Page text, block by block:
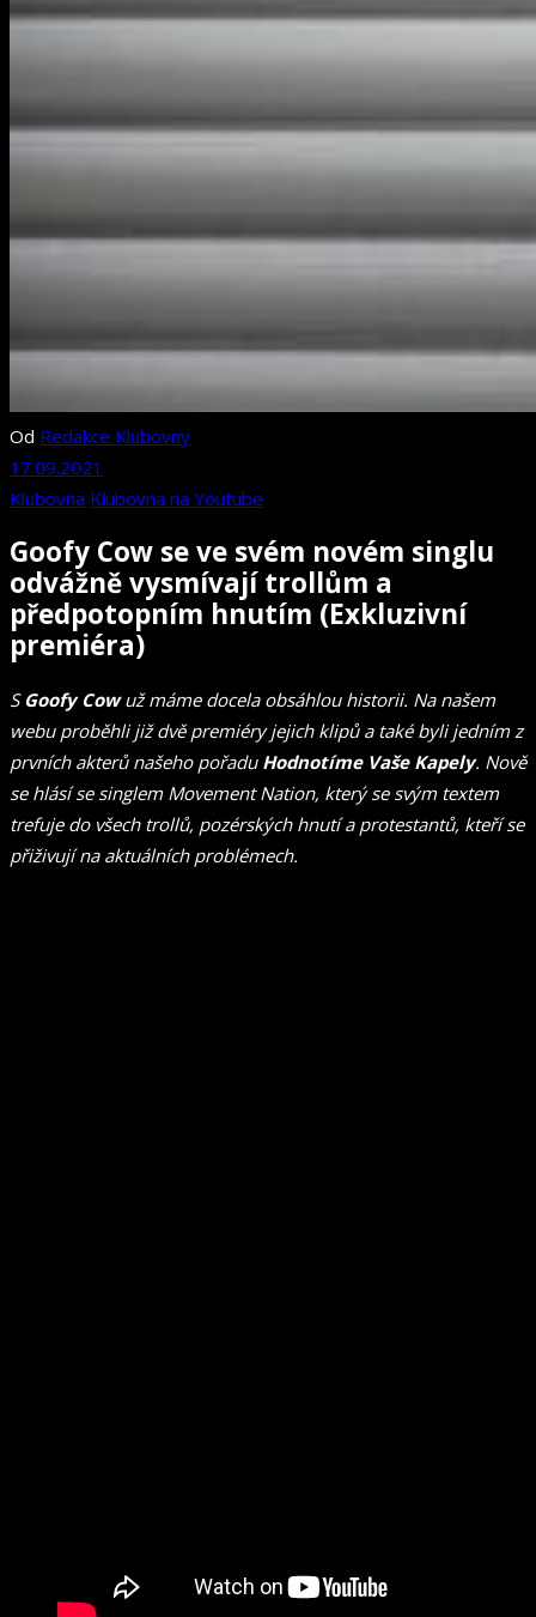
Od Redakce Klubovny
17.09.2021
Klubovna Klubovna na Youtube
Goofy Cow se ve svém novém singlu
odvážně vysmívají trollům a
předpotopním hnutím (Exkluzivní
premiéra)
S Goofy Cowuž máme docela obsáhlou historii. Na našem
webu proběhli již dvě premiéry jejich klipů a také byli jedním z
prvních akterů našeho pořadu Hodnotíme Vaše Kapely. Nově
se hlásí se singlem Movement Nation, který se svým textem
trefuje do všech trollů, pozérských hnutí a protestantů, kteří se
přiživují na aktuálních problémech.